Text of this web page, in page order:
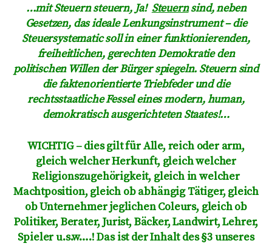
…mit Steuern steuern, Ja! Steuernsind, neben
Gesetzen, das ideale Lenkungsinstrument – die
Steuersystematic sollin einer funktionierenden,
freiheitlichen, gerechten Demokratieden
politischen Willender Bürger spiegeln. Steuern sind
die faktenorientierte Triebfeder und die
rechtsstaatliche Fessel eines modern, human,
demokratisch ausgerichteten Staates!…
WICHTIG – dies gilt für Alle, reich oder arm,
gleich welcher Herkunft, gleich welcher
Religionszugehörigkeit, gleich in welcher
Machtposition, gleich ob abhängig Tätiger, gleich
ob Unternehmer jeglichen Coleurs, gleich ob
Politiker, Berater, Jurist, Bäcker, Landwirt, Lehrer,
Spieler u.s.w….! Das ist der Inhalt des §3 unseres